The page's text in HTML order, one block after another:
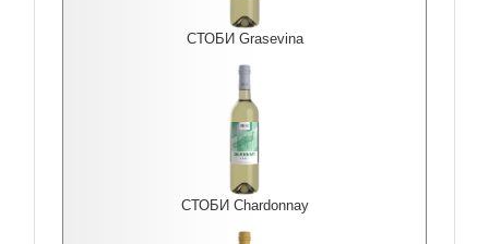
СТОБИ Grasevina
СТОБИ Chardonnay